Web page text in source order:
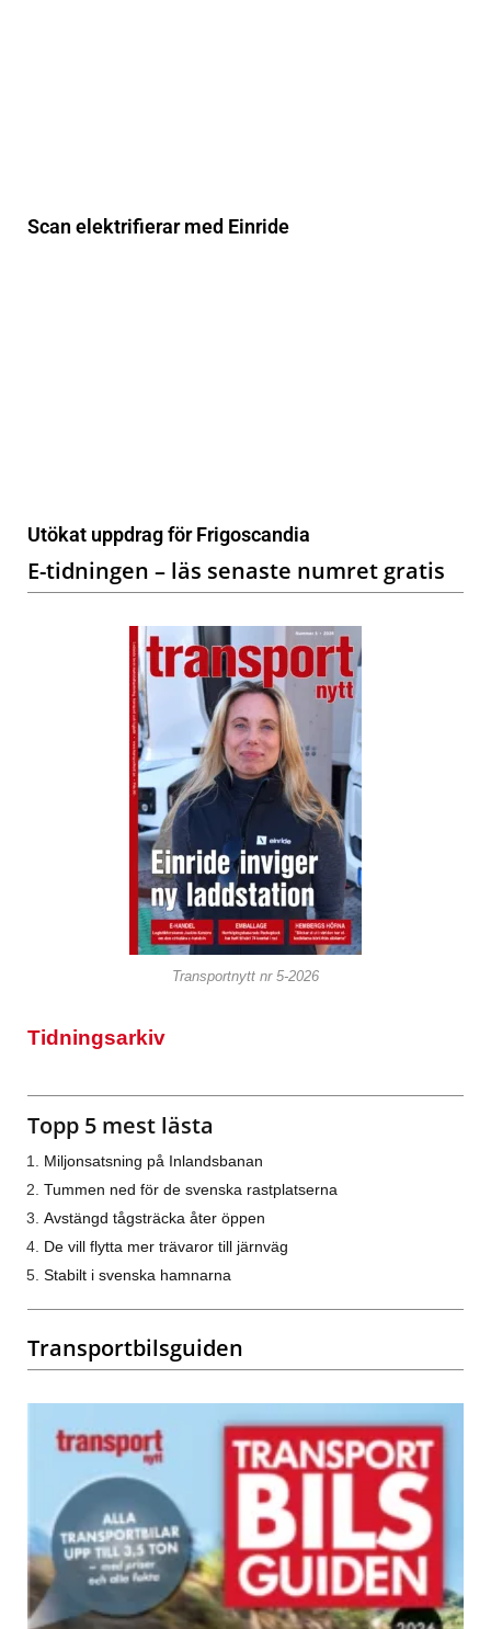
Scan elektrifierar med Einride
Utökat uppdrag för Frigoscandia
E-tidningen – läs senaste numret gratis
Transportnytt nr 5-2026
Tidningsarkiv
Topp 5 mest lästa
Miljonsatsning på Inlandsbanan
Tummen ned för de svenska rastplatserna
Avstängd tågsträcka åter öppen
De vill flytta mer trävaror till järnväg
Stabilt i svenska hamnarna
Transportbilsguiden